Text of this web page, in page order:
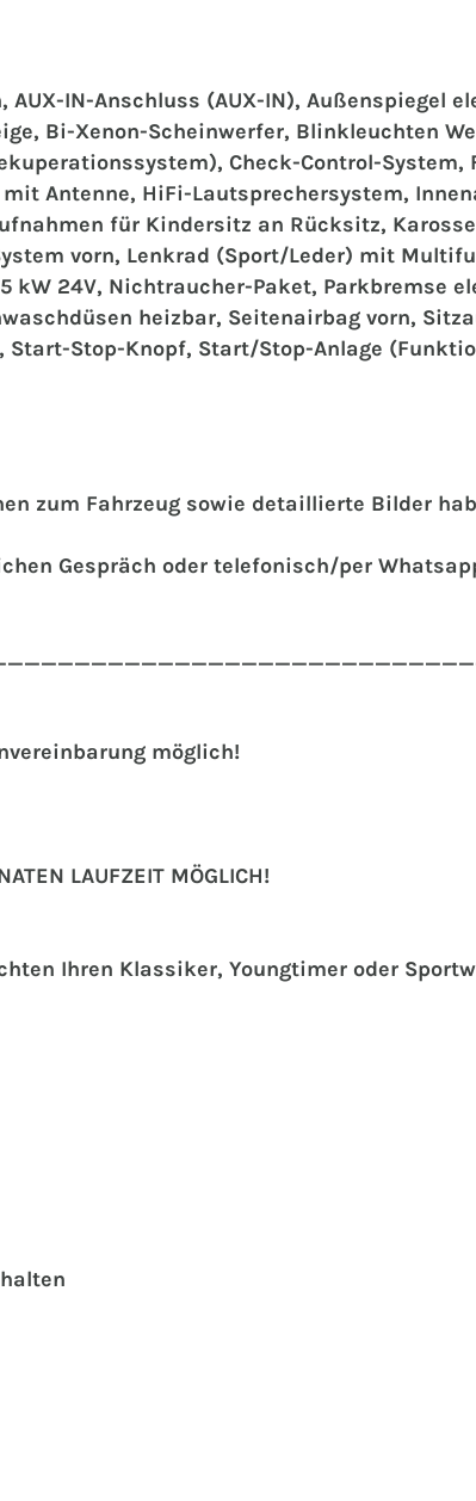
IN-Anschluss (AUX-IN), Außenspiegel
Bi-Xenon-Scheinwerfer, Blinkleuchten
Check-Control-System,
Antenne, HiFi-Lautsprechersystem,
für Kindersitz an Rücksitz,
vorn, Lenkrad (Sport/Leder) mit
24V, Nichtraucher-Paket, Parkbremse
heizbar, Seitenairbag vorn,
Stop-Knopf, Start/Stop-Anlage
zum Fahrzeug sowie detaillierte Bilder
Gespräch oder telefonisch/per
möglich!
LAUFZEIT MÖGLICH!
Ihren Klassiker, Youngtimer oder